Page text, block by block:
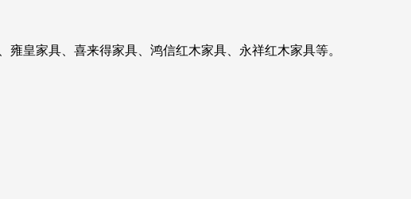
皇家具、喜来得家具、鸿信红木家具、永祥红木家具等。